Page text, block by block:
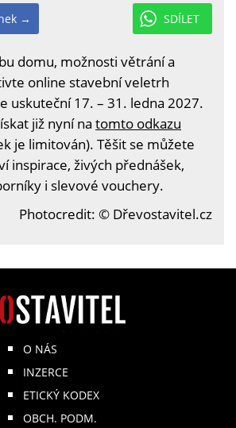
SDÍLET
→
domu, možnosti větrání a
online stavební veletrh
uskuteční 17. – 31. ledna 2027.
již nyní na tomto odkazu
je limitován). Těšit se můžete
inspirace, živých přednášek,
i slevové vouchery.
Photocredit: © Dřevostavitel.cz
O NÁS
INZERCE
ETICKÝ KODEX
OBCH. PODM.